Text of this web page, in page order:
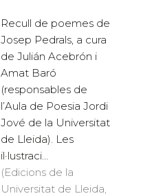
Recull de poemes de
Josep Pedrals, a cura
de Julián Acebrón i
Amat Baró
(responsables de
l’Aula de Poesia Jordi
Jové de la Universitat
de Lleida). Les
il·lustraci...
(Edicions de la
Universitat de Lleida,